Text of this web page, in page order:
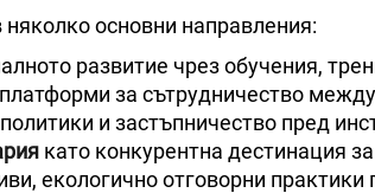
основни направления:
развитие чрез обучения,
за сътрудничество между
и застъпничество пред
като конкурентна дестинация
екологично отговорни